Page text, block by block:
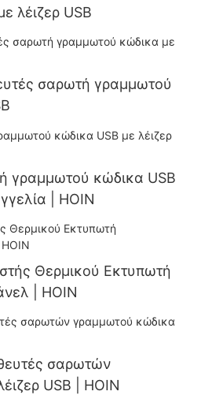
λέιζερ USB
σαρωτή γραμμωτού
γραμμωτού κώδικα USB
| HOIN
Θερμικού Εκτυπωτή
| HOIN
σαρωτών
USB | HOIN